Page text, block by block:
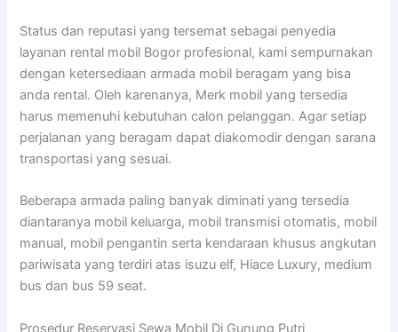
Status dan reputasi yang tersemat sebagai penyedia
layanan rental mobil Bogor profesional, kami sempurnakan
dengan ketersediaan armada mobil beragam yang bisa
anda rental. Oleh karenanya, Merk mobil yang tersedia
harus memenuhi kebutuhan calon pelanggan. Agar setiap
perjalanan yang beragam dapat diakomodir dengan sarana
transportasi yang sesuai.
Beberapa armada paling banyak diminati yang tersedia
diantaranya mobil keluarga, mobil transmisi otomatis, mobil
manual, mobil pengantin serta kendaraan khusus angkutan
pariwisata yang terdiri atas isuzu elf, Hiace Luxury, medium
bus dan bus 59 seat.
Prosedur Reservasi Sewa Mobil Di Gunung Putri